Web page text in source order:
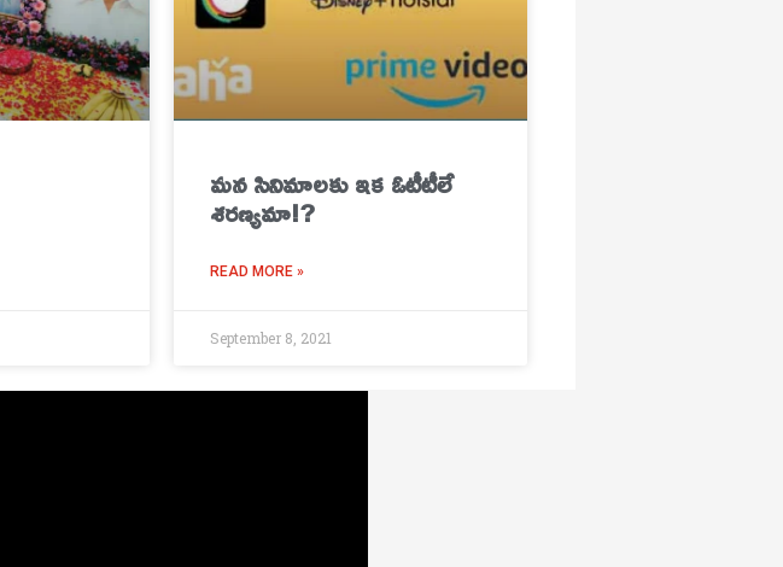
మ‌న సినిమాల‌కు ఇక ఓటీటీలే
శ‌ర‌ణ్య‌మా!?
READ MORE »
September 8, 2021